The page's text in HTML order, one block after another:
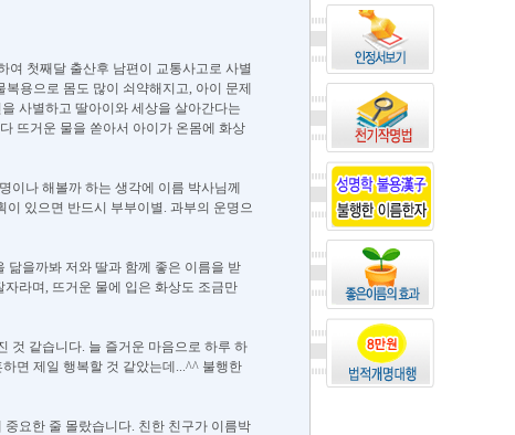
여 첫째달 출산후 남편이 교통사고로 사별
용으로 몸도 많이 쇠약해지고, 아이 문제
사별하고 딸아이와 세상을 살아간다는
뜨거운 물을 쏟아서 아이가 온몸에 화상
이나 해볼까 하는 생각에 이름 박사님께
있으면 반드시 부부이별. 과부의 운명으
닮을까봐 저와 딸과 함께 좋은 이름을 받
라며, 뜨거운 물에 입은 화상도 조금만
것 같습니다. 늘 즐거운 마음으로 하루 하
면 제일 행복할 것 같았는데...^^ 불행한
요한 줄 몰랐습니다. 친한 친구가 이름박